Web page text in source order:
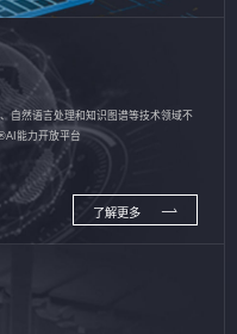
自然语言处理和知识图谱等技术领域不
能力开放平台
了解更多